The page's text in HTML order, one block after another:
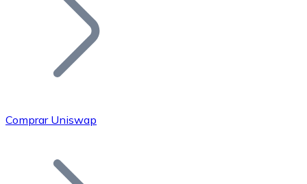
Bitcoin
Comprar Uniswap